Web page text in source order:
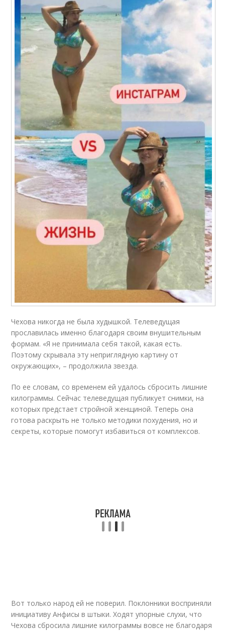
Чехова никогда не была худышкой. Телеведущая
прославилась именно благодаря своим внушительным
формам. «Я не принимала себя такой, какая есть.
Поэтому скрывала эту неприглядную картину от
окружающих», – продолжила звезда.
По ее словам, со временем ей удалось сбросить лишние
килограммы. Сейчас телеведущая публикует снимки, на
которых предстает стройной женщиной. Теперь она
готова раскрыть не только методики похудения, но и
секреты, которые помогут избавиться от комплексов.
Вот только народ ей не поверил. Поклонники восприняли
инициативу Анфисы в штыки. Ходят упорные слухи, что
Чехова сбросила лишние килограммы вовсе не благодаря